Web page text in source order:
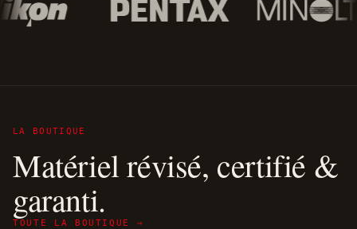
LA BOUTIQUE
Matériel révisé, certifié &
garanti.
TOUTE LA BOUTIQUE →